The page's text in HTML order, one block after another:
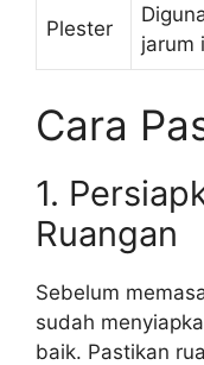
Plester
jarum
Cara
1.
Ruangan
Sebelum
sudah
baik. Pastikan